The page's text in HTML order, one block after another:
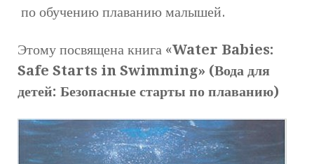
по обучению плаванию малышей.
Этому посвящена книга «Water Babies:
Safe Starts in Swimming» (Вода для
детей: Безопасные старты по плаванию)